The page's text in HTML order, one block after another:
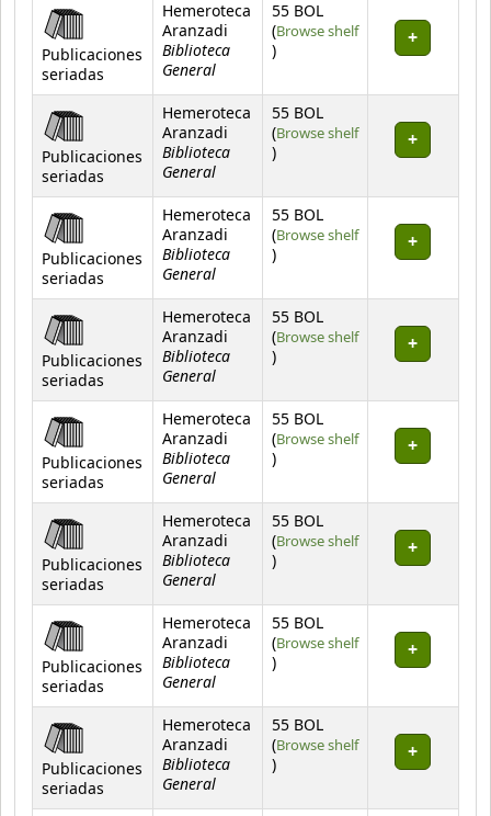
Publicaciones
seriadas
Hemeroteca
Aranzadi
Biblioteca
General
55 BOL
(Browse shelf
(Opens below)
)
Publicaciones
seriadas
Hemeroteca
Aranzadi
Biblioteca
General
55 BOL
(Browse shelf
(Opens below)
)
Publicaciones
seriadas
Hemeroteca
Aranzadi
Biblioteca
General
55 BOL
(Browse shelf
(Opens below)
)
Publicaciones
seriadas
Hemeroteca
Aranzadi
Biblioteca
General
55 BOL
(Browse shelf
(Opens below)
)
Publicaciones
seriadas
Hemeroteca
Aranzadi
Biblioteca
General
55 BOL
(Browse shelf
(Opens below)
)
Publicaciones
seriadas
Hemeroteca
Aranzadi
Biblioteca
General
55 BOL
(Browse shelf
(Opens below)
)
Publicaciones
seriadas
Hemeroteca
Aranzadi
Biblioteca
General
55 BOL
(Browse shelf
(Opens below)
)
Publicaciones
seriadas
Hemeroteca
Aranzadi
Biblioteca
General
55 BOL
(Browse shelf
(Opens below)
)